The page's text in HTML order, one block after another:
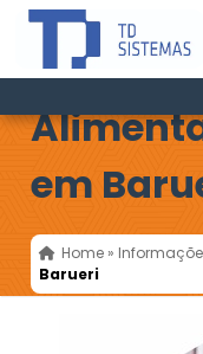
em
Home »
Barueri